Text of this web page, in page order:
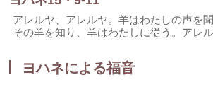
アレルヤ、アレルヤ。羊はわたしの声を
その羊を知り、羊はわたしに従う。アレル
ヨハネによる福音